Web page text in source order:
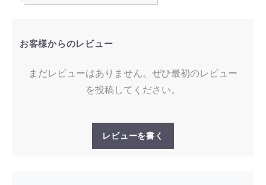
お客様からのレビュー
まだレビューはありません。ぜひ最初のレビュー
を投稿してください。
レビューを書く